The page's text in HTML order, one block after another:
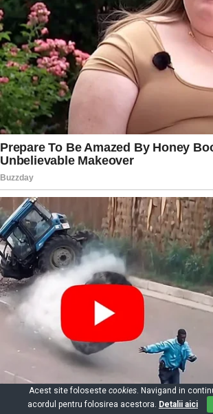
Acest site foloseste cookies. Navigand in
acordul pentru folosirea acestora. Detalii aici